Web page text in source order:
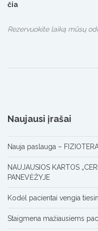
čia
Rezervuokite laiką mūsų
Naujausi įrašai
Nauja paslauga –
NAUJAUSIOS KARTOS
PANEVĖŽYJE
Kodėl pacientai vengia
Staigmena mažiausiems